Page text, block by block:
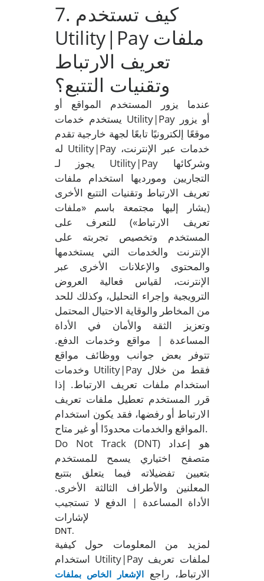
7. كيف تستخدم
Utility|Pay ملفات
تعريف الارتباط
وتقنيات التتبع؟
عندما يزور المستخدم المواقع أو
يستخدم خدمات Utility|Pay أو يزور
موقعًا إلكترونيًا تابعًا لجهة خارجية تقدم
له Utility|Pay خدمات عبر الإنترنت،
يجوز لـ Utility|Pay وشركائها
التجاريين ومورديها استخدام ملفات
تعريف الارتباط وتقنيات التتبع الأخرى
(يشار إليها مجتمعة باسم «ملفات
تعريف الارتباط») للتعرف على
المستخدم وتخصيص تجربته على
الإنترنت والخدمات التي يستخدمها
والمحتوى والإعلانات الأخرى عبر
الإنترنت، لقياس فعالية العروض
الترويجية وإجراء التحليل، وكذلك للحد
من المخاطر والوقاية الاحتيال المحتمل
وتعزيز الثقة والأمان في الأداة
المساعدة | مواقع وخدمات الدفع.
تتوفر بعض جوانب ووظائف مواقع
وخدمات Utility|Pay فقط من خلال
استخدام ملفات تعريف الارتباط. إذا
قرر المستخدم تعطيل ملفات تعريف
الارتباط أو رفضها، فقد يكون استخدام
المواقع والخدمات محدودًا أو غير متاح.
Do Not Track (DNT) هو إعداد
متصفح اختياري يسمح للمستخدم
بتعيين تفضيلاته فيما يتعلق بتتبع
المعلنين والأطراف الثالثة الأخرى.
الأداة المساعدة | الدفع لا تستجيب
لإشارات
DNT.
لمزيد من المعلومات حول كيفية
استخدام Utility|Pay لملفات تعريف
الارتباط، راجع الإشعار الخاص بملفات